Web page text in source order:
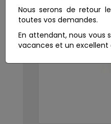
Nous serons de retour
toutes vos demandes.
En attendant, nous vous
vacances et un excellent